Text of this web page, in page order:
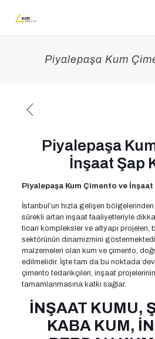
Piyalepaşa Kum
Piyalepaşa
İnşaat Şap
Piyalepaşa Kum Çimento ve İnşaat
İstanbul’un hızla gelişen
sürekli artan inşaat faaliyetleriyle
ticari kompleksler ve altyapı projeleri,
sektörünün dinamizmini
malzemeleri olan kum ve çimento,
edilmelidir. İşte tam da bu noktada
çimento tedarikçileri, inşaat
tamamlanmasına katkı sağlar.
İNŞAAT KUMU,
KABA KUM,